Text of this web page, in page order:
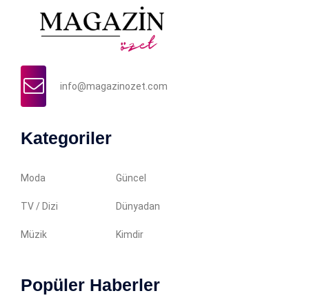
info@magazinozet.com
Kategoriler
Moda Güncel
TV / Dizi Dünyadan
Müzik Kimdir
Popüler Haberler